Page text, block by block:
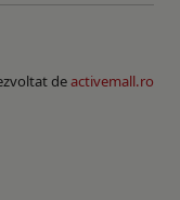
deactivemall.ro